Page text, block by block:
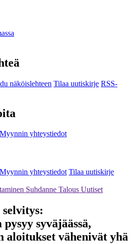
näköislehteen Tilaa uutiskirje RSS-
Myynnin yhteystiedot
Myynnin yhteystiedot Tilaa uutiskirje
Suhdanne Talous Uutiset
selvitys:
syväjäässä,
aloitukset vähenivät yhä